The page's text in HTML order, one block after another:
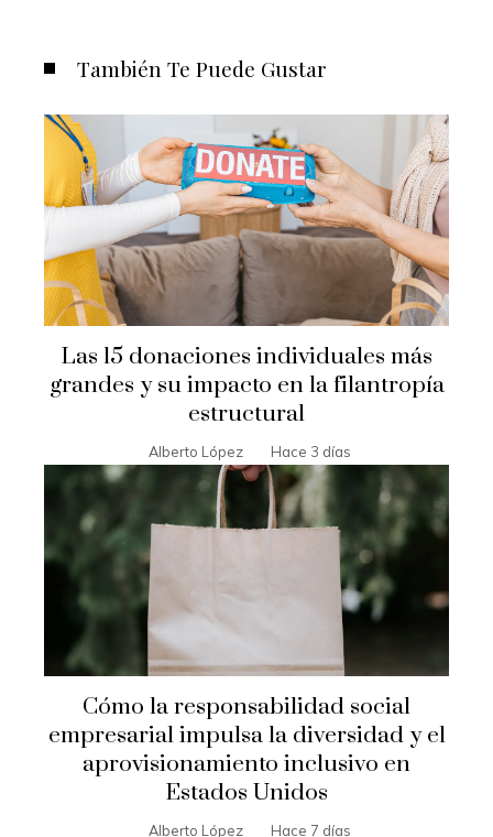
También Te Puede Gustar
Las 15 donaciones individuales más
grandes y su impacto en la filantropía
estructural
Alberto López Hace 3 días
Cómo la responsabilidad social
empresarial impulsa la diversidad y el
aprovisionamiento inclusivo en
Estados Unidos
Alberto López Hace 7 días